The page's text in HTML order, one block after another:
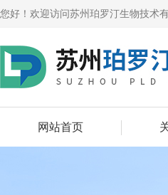
您好！欢迎访问苏州珀罗汀生物技术
网站首页